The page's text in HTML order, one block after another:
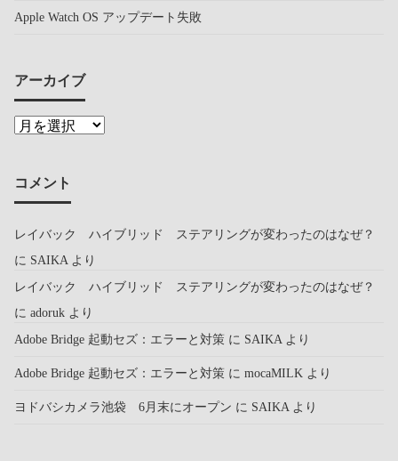
Apple Watch OS アップデート失敗
アーカイブ
コメント
レイバック ハイブリッド ステアリングが変わったのはなぜ？
に SAIKA より
レイバック ハイブリッド ステアリングが変わったのはなぜ？
に adoruk より
Adobe Bridge 起動セズ：エラーと対策 に SAIKA より
Adobe Bridge 起動セズ：エラーと対策 に mocaMILK より
ヨドバシカメラ池袋 6月末にオープン に SAIKA より